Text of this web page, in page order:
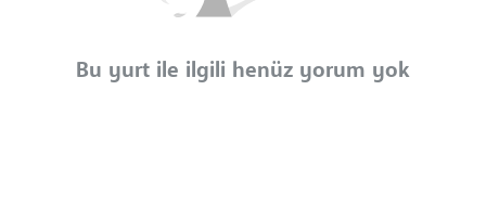
Bu yurt ile ilgili henüz yorum yok